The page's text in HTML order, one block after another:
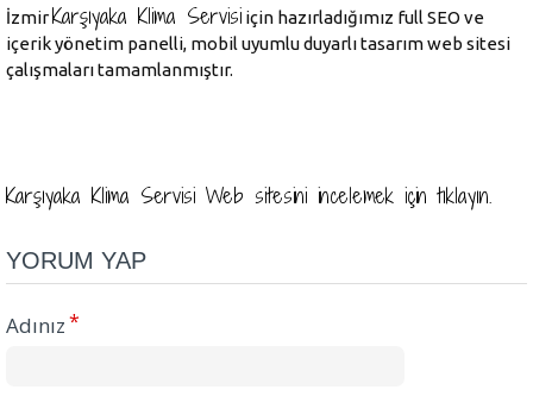
İzmirKarşıyaka Klima Servisi için hazırladığımız full SEO ve
içerik yönetim panelli, mobil uyumlu duyarlı tasarım web sitesi
çalışmaları tamamlanmıştır.
Karşıyaka Klima Servisi Web sitesini incelemek için tıklayın.
YORUM YAP
Adınız